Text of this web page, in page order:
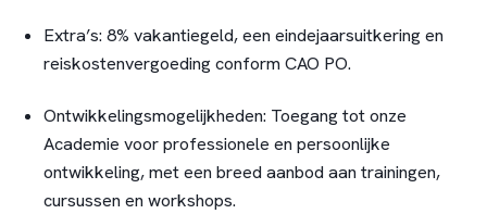
Extra’s: 8% vakantiegeld, een eindejaarsuitkering en
reiskostenvergoeding conform CAO PO.
Ontwikkelingsmogelijkheden: Toegang tot onze
Academie voor professionele en persoonlijke
ontwikkeling, met een breed aanbod aan trainingen,
cursussen en workshops.